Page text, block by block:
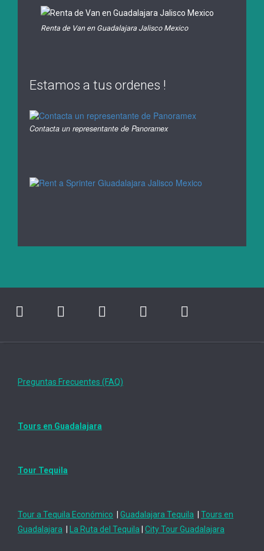
Renta de Van en Guadalajara Jalisco Mexico
Estamos a tus ordenes !
Contacta un representante de Panoramex
Preguntas Frecuentes (FAQ)
Tours en Guadalajara
Tour Tequila
Tour a Tequila Económico Guadalajara Tequila
Tours en
Guadalajara
La Ruta del Tequila City Tour Guadalajara